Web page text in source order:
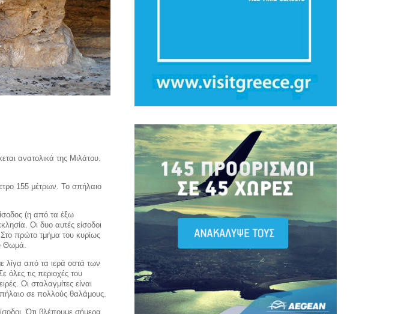
ανατολικά της Μιλάτου.
155 μέτρων. Το σπήλαιο
(η από τα έξω
Οι δυο αυτές είσοδοι
πρώτο τμήμα του κυρίως
Θωμά.
λίγα από τα ιερά οστά των
όλες τις περιοχές του
Οι σταλαγμίτες είναι
σε πολλούς θαλάμους.
Ότι βλέπουμε σήμερα